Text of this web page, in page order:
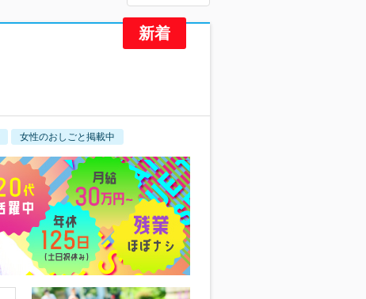
女性のおしごと掲載中